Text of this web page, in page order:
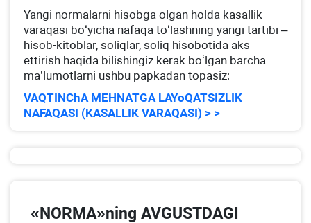
Yangi normalarni hisobga olgan holda kasallik
varaqasi boʻyicha nafaqa toʻlashning yangi tartibi –
hisob-kitoblar, soliqlar, soliq hisobotida aks
ettirish haqida bilishingiz kerak boʻlgan barcha
ma’lumotlarni ushbu papkadan topasiz:
VAQTINChA MEHNATGA LAYoQATSIZLIK
NAFAQASI (KASALLIK VARAQASI) > >
«NORMA»ning AVGUSTDAGI